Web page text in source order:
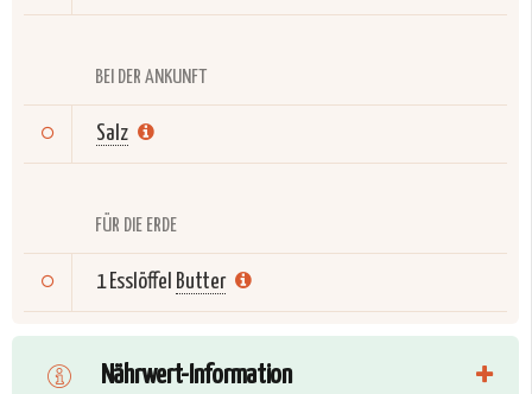
BEI DER ANKUNFT
Salz
FÜR DIE ERDE
1 Esslöffel Butter
Nährwert-Information